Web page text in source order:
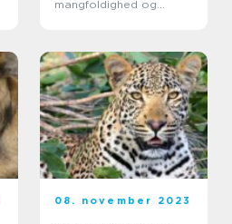
mangfoldighed og
08. november 2023